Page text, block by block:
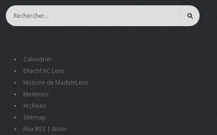
Calendrier
Effectif RC Lens
Histoire de MadeInLens
Mentions
Archives
Sitemap
Flux RSS | Atom